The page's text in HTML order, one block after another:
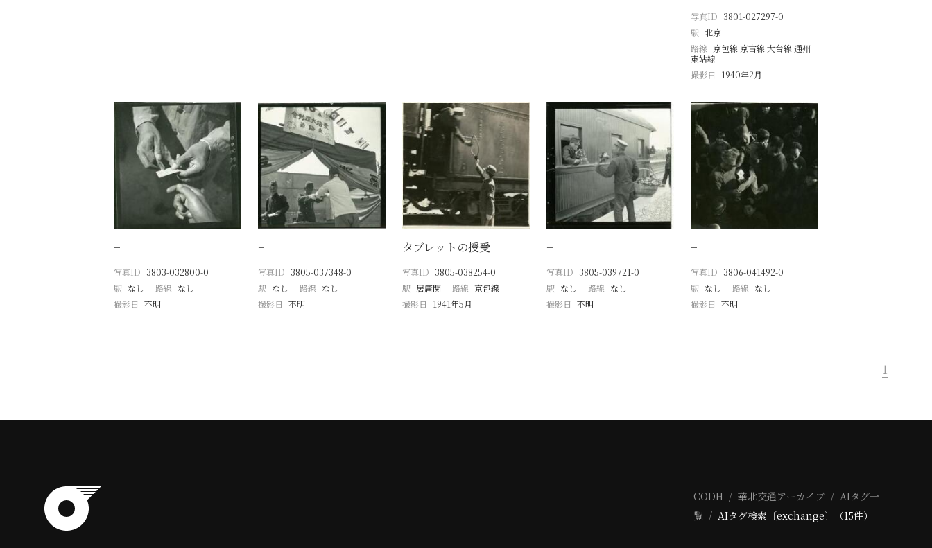
写真ID 3801-027297-0
駅 北京
路線 京包線 京古線 大台線 通州
東站線
撮影日
1940年2月
−
写真ID 3803-032800-0
駅 なし 路線 なし
撮影日 不明
−
写真ID 3805-037348-0
駅 なし 路線 なし
撮影日 不明
タブレットの授受
写真ID 3805-038254-0
駅 居庸関 路線 京包線
撮影日
1941年5月
−
写真ID 3805-039721-0
駅 なし 路線 なし
撮影日 不明
−
写真ID 3806-041492-0
駅 なし 路線 なし
撮影日 不明
1
CODH 華北交通アーカイブ
AIタグ一
覧
AIタグ検索〔exchange〕（15件）